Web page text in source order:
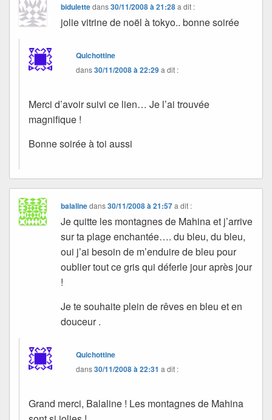
bidulettedans30/11/2008 à 21:28 a dit :
jolie vitrine de noël à tokyo.. bonne soirée
Quichottine
dans30/11/2008 à 22:29a dit :
Merci d’avoir suivi ce lien… Je l’ai trouvée
magnifique !
Bonne soirée à toi aussi
balalinedans30/11/2008 à 21:57 a dit :
Je quitte les montagnes de Mahina et j’arrive
sur ta plage enchantée…. du bleu, du bleu,
oui j’ai besoin de m’enduire de bleu pour
oublier tout ce gris qui déferle jour après jour
!
Je te souhaite plein de rêves en bleu et en
douceur .
Quichottine
dans30/11/2008 à 22:31 a dit :
Grand merci, Balaline ! Les montagnes de Mahina